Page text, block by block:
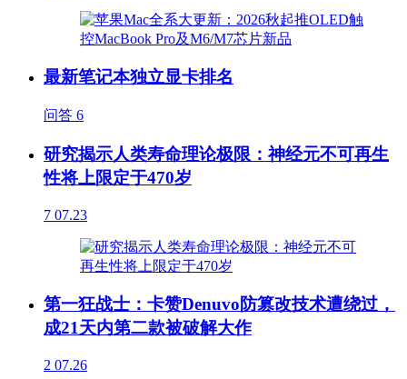
最新笔记本独立显卡排名
问答 6
研究揭示人类寿命理论极限：神经元不可再生
性将上限定于470岁
7 07.23
第一狂战士：卡赞Denuvo防篡改技术遭绕过，
成21天内第二款被破解大作
2 07.26